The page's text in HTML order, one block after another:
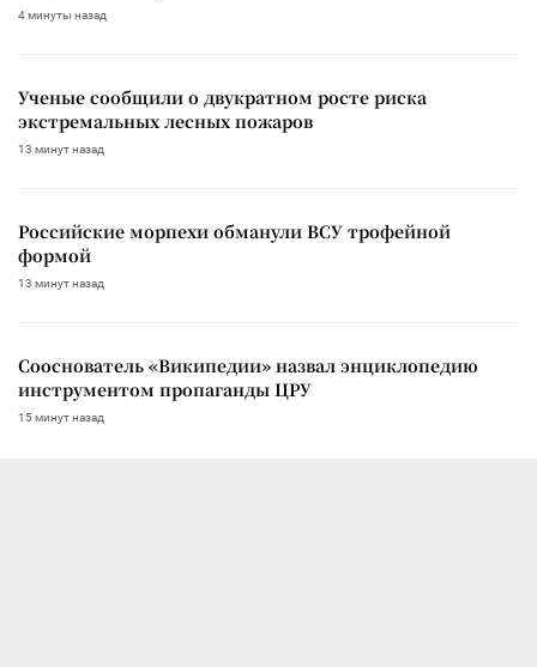
4 минуты назад
Ученые сообщили о двукратном росте риска
экстремальных лесных пожаров
13 минут назад
Российские морпехи обманули ВСУ трофейной
формой
13 минут назад
Сооснователь «Википедии» назвал энциклопедию
инструментом пропаганды ЦРУ
15 минут назад